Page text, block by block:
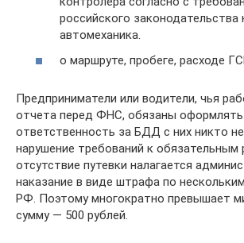
российского законодательства
автомеханика.
о маршруте, пробеге, расходе
Предприниматели или водители, чья
отчета перед ФНС, обязаны оформлять
ответственность за БДД с них никто
нарушение требований к обязательным
отсутствие путевки налагается
наказание в виде штрафа по
РФ. Поэтому многократно превышает
сумму — 500 рублей.